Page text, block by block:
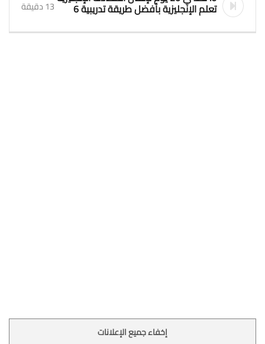
تعلم الإنجليزية بأفضل طريقة تدريبية 6 13 دقيقة
إخفاء جميع الإعلانات